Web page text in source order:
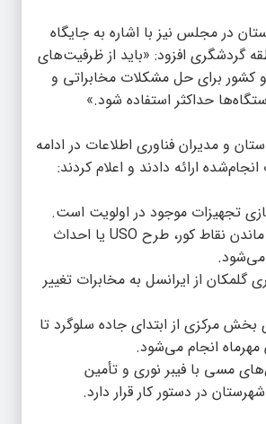
در مجلس نیز با اشاره به جایگاه
گردشگری افزود: «باید از ظرفیت‌های
کشور برای حل مشکلات مخابراتی و
حداکثر استفاده شود.»
و مدیران فناوری اطلاعات در ادامه
ارائه دادند و اعلام کردند:
۲. در صورت باقی ماندن نقاط کور، طرح USO یا احداث
می‌شود.
گلمکان از ایرانسل به مخابرات تغییر
بخش مرکزی از ابتدای جاده سلوگرد تا
مهرماه انجام می‌شود.
مسی با فیبر نوری و تأمین
در دستور کار قرار دارد.